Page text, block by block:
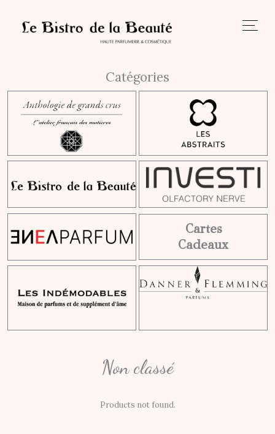
contenu
Catégories
Cartes
Cadeaux
Non classé
Products not found.